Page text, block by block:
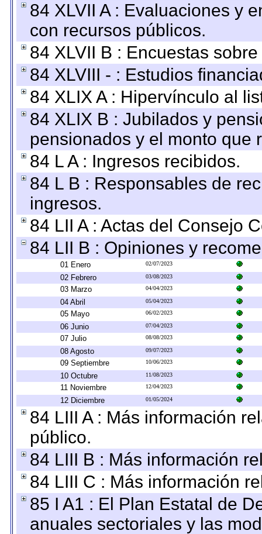
84 XLVII A : Evaluaciones y
con recursos públicos.
84 XLVII B : Encuestas
84 XLVIII - : Estudios
84 XLIX A : Hipervínculo al
84 XLIX B : Jubilados y
pensionados y el monto que
84 L A : Ingresos recibidos.
84 L B : Responsables de
ingresos.
84 LII A : Actas del Consejo
84 LII B : Opiniones y
01 Enero 02/07/2023
02 Febrero 03/08/2023
03 Marzo 04/04/2023
04 Abril 05/04/2023
05 Mayo 06/02/2023
06 Junio 07/04/2023
07 Julio 08/08/2023
08 Agosto 09/07/2023
09 Septiembre 10/06/2023
10 Octubre 11/08/2023
11 Noviembre 12/04/2023
12 Diciembre 01/05/2024
84 LIII A : Más información
público.
84 LIII B : Más información
84 LIII C : Más información
85 I A1 : El Plan Estatal de
anuales sectoriales y las